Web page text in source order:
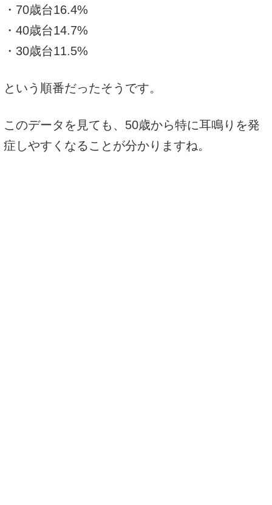
・70歳台16.4%
・40歳台14.7%
・30歳台11.5%
という順番だったそうです。
このデータを見ても、50歳から特に耳鳴りを発
症しやすくなることが分かりますね。